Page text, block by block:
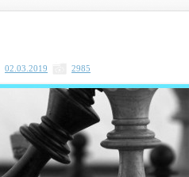
02.03.2019 2985